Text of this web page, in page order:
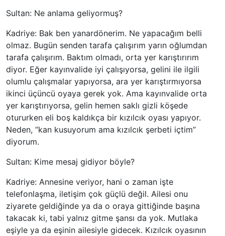
Sultan: Ne anlama geliyormuş?
Kadriye: Bak ben yanardönerim. Ne yapacağım belli
olmaz. Bugün senden tarafa çalışırım yarın oğlumdan
tarafa çalışırım. Baktım olmadı, orta yer karıştırırım
diyor. Eğer kayınvalide iyi çalışıyorsa, gelini ile ilgili
olumlu çalışmalar yapıyorsa, ara yer karıştırmıyorsa
ikinci üçüncü oyaya gerek yok. Ama kayınvalide orta
yer karıştırıyorsa, gelin hemen saklı gizli köşede
otururken eli boş kaldıkça bir kızılcık oyası yapıyor.
Neden, “kan kusuyorum ama kızılcık şerbeti içtim”
diyorum.
Sultan: Kime mesaj gidiyor böyle?
Kadriye: Annesine veriyor, hani o zaman işte
telefonlaşma, iletişim çok güçlü değil. Ailesi onu
ziyarete geldiğinde ya da o oraya gittiğinde başına
takacak ki, tabi yalnız gitme şansı da yok. Mutlaka
eşiyle ya da eşinin ailesiyle gidecek. Kızılcık oyasının